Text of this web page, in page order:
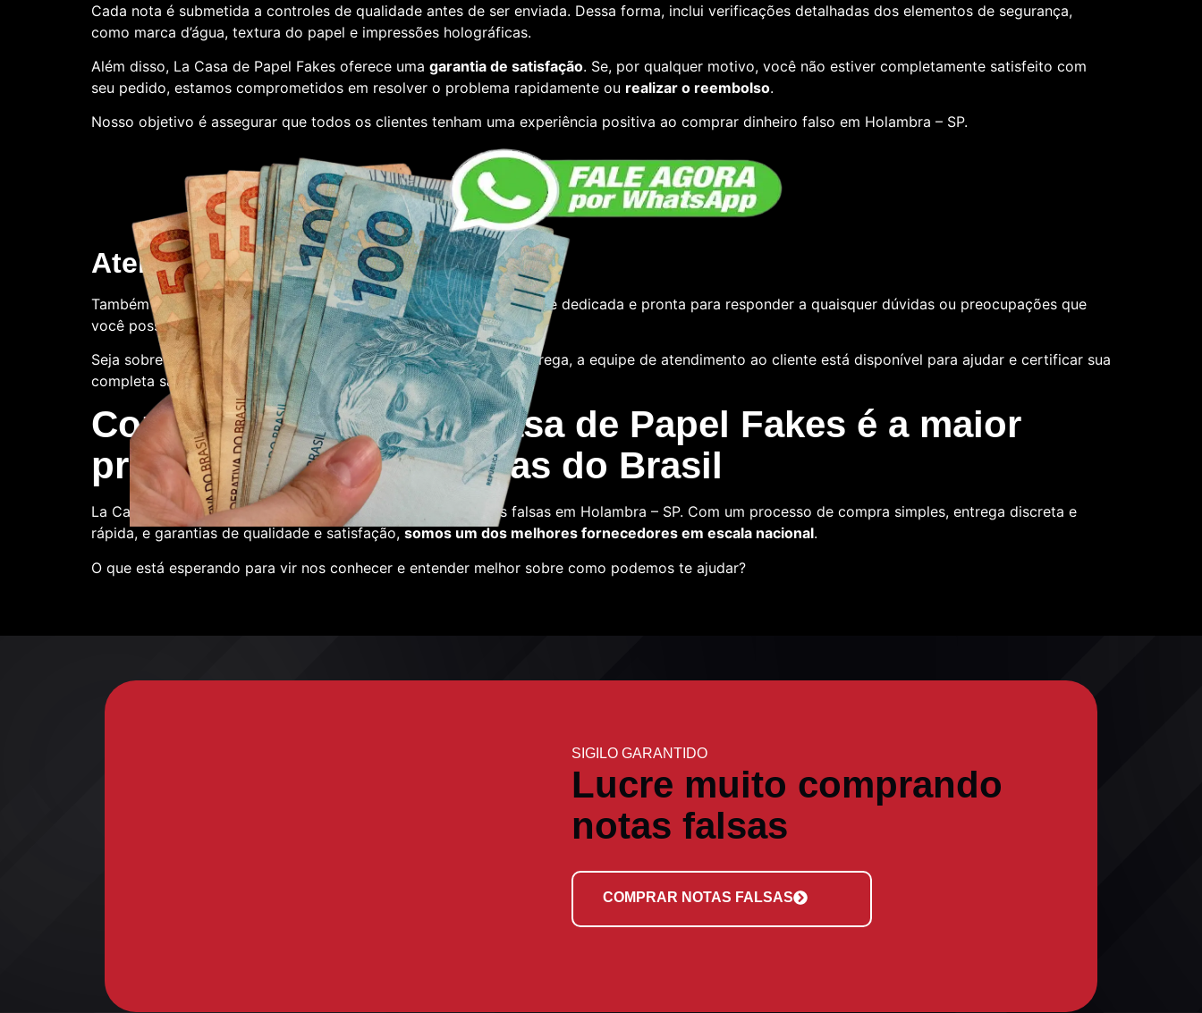
Cada nota é submetida a controles de qualidade antes de ser enviada. Dessa forma, inclui verificações detalhadas dos elementos de segurança,
como marca d’água, textura do papel e impressões holográficas.
Além disso, La Casa de Papel Fakes oferece uma garantia de satisfação. Se, por qualquer motivo, você não estiver completamente satisfeito com
seu pedido, estamos comprometidos em resolver o problema rapidamente ou realizar o reembolso.
Nosso objetivo é assegurar que todos os clientes tenham uma experiência positiva ao comprar dinheiro falso em Holambra – SP.
Atendimento ao cliente
Também oferecemos suporte ao cliente. Contamos com uma equipe dedicada e pronta para responder a quaisquer dúvidas ou preocupações que
você possa ter.
Seja sobre o processo de compra, a qualidade das notas ou a entrega, a equipe de atendimento ao cliente está disponível para ajudar e certificar sua
completa satisfação.
Compre conosco: La Casa de Papel Fakes é a maior
produtora de notas falsas do Brasil
La Casa de Papel Fakes é o melhor lugar para comprar notas falsas em Holambra – SP. Com um processo de compra simples, entrega discreta e
rápida, e garantias de qualidade e satisfação, somos um dos melhores fornecedores em escala nacional.
O que está esperando para vir nos conhecer e entender melhor sobre como podemos te ajudar?
SIGILO GARANTIDO
Lucre muito comprando
notas falsas
COMPRAR NOTAS FALSAS